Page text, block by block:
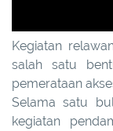
Kegiatan
salah satu
pemerataan
Selama satu
kegiatan